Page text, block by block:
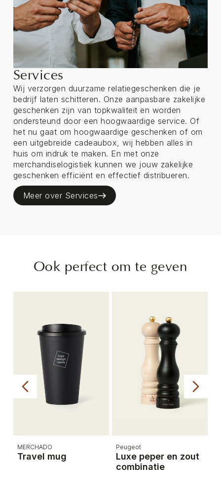
Services
Wij verzorgen duurzame relatiegeschenken die je
bedrijf laten schitteren. Onze aanpasbare zakelijke
geschenken zijn van topkwaliteit en worden
ondersteund door een hoogwaardige service. Of
het nu gaat om hoogwaardige geschenken of om
een uitgebreide cadeaubox, wij hebben alles in
huis om indruk te maken. En met onze
merchandiselogistiek kunnen we jouw zakelijke
geschenken efficiënt en effectief distribueren.
Meer over Services
Ook perfect om te geven
MERCHADO
Travel mug
Peugeot
Luxe peper en zout
combinatie